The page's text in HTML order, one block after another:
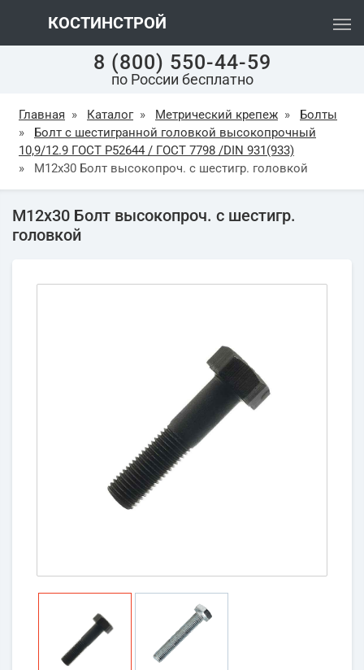
КОСТИНСТРОЙ
8 (800) 550-44-59
по России бесплатно
Главная » Каталог » Метрический крепеж »
Болты
»
Болт с шестигранной головкой высокопрочный
10,9/12.9 ГОСТ Р52644 / ГОСТ 7798 /DIN 931(933)
»
М12х30 Болт высокопроч. с шестигр. головкой
М12х30 Болт высокопроч. с шестигр.
головкой